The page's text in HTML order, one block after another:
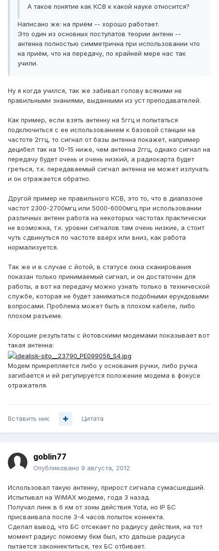
А такое понятие как КСВ к какой науке относится?
Написано же: на приём -- хорошо работает.
Это один из основных постулатов теории антенн --
антенна полностью симметрична при использовании что
на приём, что на передачу, по крайней мере нас так
учили.
Ну я когда учился, так же забивал голову всякими не
правильными знаниями, выданными из уст преподавателей.
Как пример, если взять антенну на 5ггц и попытаться
подключиться с ее использованием к базовой станции на
частоте 2ггц, то сигнал от базы антенна покажет, например
децибел так на 10-15 ниже, чем антенна 2ггц, однако сигнал на
передачу будет очень и очень низкий, а радиокарта будет
греться, т.к. передаваемый сигнал антенна не может излучать
и он отражается обратно.
Другой пример не правильного КСВ, это то, что в диапазоне
частот 2300-2700мгц или 5000-6000мгц при использовании
различных антенн работа на некоторых частотах практически
не возможна, т.к. уровни сигналов там очень низкие, а стоит
чуть сдвинуться по частоте вверх или вниз, как работа
нормализуется.
Так же и в случае с йотой, в статусе окна сканирования
показан только принимаемый сигнал, и он достаточен для
работы, а вот на передачу можно узнать только в технической
службе, которая не будет заниматься подобными ерундовыми
вопросами. Проблема может быть в плохом кабеле, либо
плохом разъеме.
Хорошие результаты с йотовскими модемами показывает вот
такая антенна:
Модем прикрепляется либо у основания ручки, либо ручка
загибается и ей регулируется положение модема в фокусе
отражателя.
Вставить ник Цитата
goblin77
Опубликовано 9 августа, 2012
Использовал такую антенну, прирост сигнала сумасшедший.
Испытывал на WiMAX модеме, года 3 назад.
Получал линк в 6 км от зоны действия Yota, но IP БС
присваивала после 3-4 часов попыток коннекта.
Сделал вывод, что БС отсекает по радиусу действия, на тот
момент радиус помоему 6км был, кто дальше радиуса
пытается законнектиться, тех БС отбивает.